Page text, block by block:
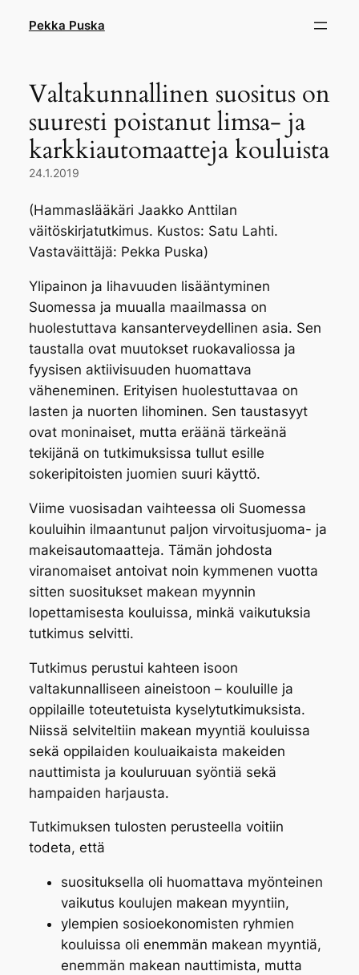
Pekka Puska
Valtakunnallinen suositus on
suuresti poistanut limsa- ja
karkkiautomaatteja kouluista
24.1.2019
(Hammaslääkäri Jaakko Anttilan
väitöskirjatutkimus. Kustos: Satu Lahti.
Vastaväittäjä: Pekka Puska)
Ylipainon ja lihavuuden lisääntyminen
Suomessa ja muualla maailmassa on
huolestuttava kansanterveydellinen asia. Sen
taustalla ovat muutokset ruokavaliossa ja
fyysisen aktiivisuuden huomattava
väheneminen. Erityisen huolestuttavaa on
lasten ja nuorten lihominen. Sen taustasyyt
ovat moninaiset, mutta eräänä tärkeänä
tekijänä on tutkimuksissa tullut esille
sokeripitoisten juomien suuri käyttö.
Viime vuosisadan vaihteessa oli Suomessa
kouluihin ilmaantunut paljon virvoitusjuoma- ja
makeisautomaatteja. Tämän johdosta
viranomaiset antoivat noin kymmenen vuotta
sitten suositukset makean myynnin
lopettamisesta kouluissa, minkä vaikutuksia
tutkimus selvitti.
Tutkimus perustui kahteen isoon
valtakunnalliseen aineistoon – kouluille ja
oppilaille toteutetuista kyselytutkimuksista.
Niissä selviteltiin makean myyntiä kouluissa
sekä oppilaiden kouluaikaista makeiden
nauttimista ja kouluruuan syöntiä sekä
hampaiden harjausta.
Tutkimuksen tulosten perusteella voitiin
todeta, että
suosituksella oli huomattava myönteinen
vaikutus koulujen makean myyntiin,
ylempien sosioekonomisten ryhmien
kouluissa oli enemmän makean myyntiä,
enemmän makean nauttimista, mutta